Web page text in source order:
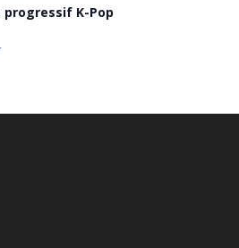
progressif K-Pop